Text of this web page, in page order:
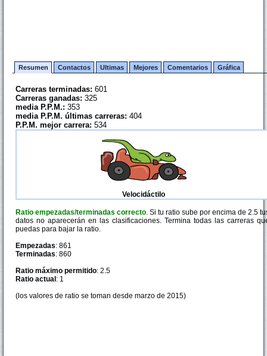
Resumen Contactos Ultimas Mejores Comentarios Gráfica
Carreras terminadas: 601
Carreras ganadas: 325
media P.P.M.: 353
media P.P.M. últimas carreras: 404
P.P.M. mejor carrera: 534
Velocidáctilo
Ratio empezadas/terminadas correcto. Si tu ratio sube por encima de 2.5
datos no aparecerán en las clasificaciones. Termina todas las carreras
puedas para bajar la ratio.
Empezadas: 861
Terminadas: 860
Ratio máximo permitido: 2.5
Ratio actual : 1
(los valores de ratio se toman desde marzo de 2015)